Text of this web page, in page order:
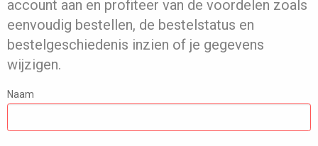
account aan en profiteer van de voordelen zoals
eenvoudig bestellen, de bestelstatus en
bestelgeschiedenis inzien of je gegevens
wijzigen.
Naam